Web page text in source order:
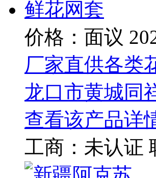
价格：面议
厂家直供各类
龙口市黄城同
查看该产品详
工商： 未认证